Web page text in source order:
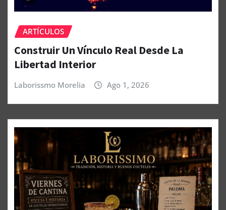
ARTÍCULOS
Construir Un Vínculo Real Desde La
Libertad Interior
Laborissmo Morelia Ago 1, 2026